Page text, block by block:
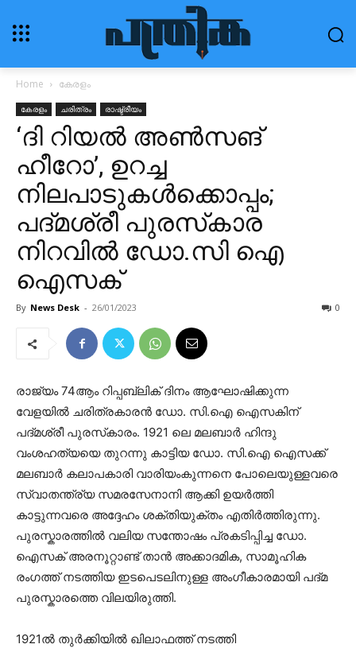
Home കേരളം
കേരളം ചരിത്രം രാഷ്ട്രീയം
‘ദി റിയൽ അൺസങ്
ഹീറോ’, ഉറച്ച
നിലപാടുകൾക്കൊപ്പം;
പദ്മശ്രീ പുരസ്‌കാര
നിറവിൽ ഡോ.സി ഐ
ഐസക്
By News Desk - 26/01/2023 0
രാജ്യം 74ആം റിപ്പബ്ലിക് ദിനം ആഘോഷിക്കുന്ന
വേളയിൽ ചരിത്രകാരൻ ഡോ. സി.ഐ ഐസകിന്
പദ്മശ്രീ പുരസ്‌കാരം. 1921 ലെ മലബാർ ഹിന്ദു
വംശഹത്യയെ തുറന്നു കാട്ടിയ ഡോ. സി.ഐ ഐസക്ക്‌
മലബാർ കലാപകാരി വാരിയംകുന്നനെ പോലെയുള്ളവരെ
സ്വാതന്ത്ര്യ സമരസേനാനി ആക്കി ഉയർത്തി
കാട്ടുന്നവരെ അദ്ദേഹം ശക്തിയുക്തം എതിർത്തിരുന്നു.
പുരസ്കാരത്തിൽ വലിയ സന്തോഷം പ്രകടിപ്പിച്ച ഡോ.
ഐസക് അരനൂറ്റാണ്ട് താൻ അക്കാദമിക, സാമൂഹിക
രംഗത്ത് നടത്തിയ ഇടപെടലിനുള്ള അംഗീകാരമായി പദ്മ
പുരസ്കാരത്തെ വിലയിരുത്തി.
1921ൽ തുർക്കിയിൽ ഖിലാഫത്ത് നടത്തി